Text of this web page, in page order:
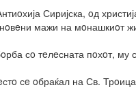
Сиријска, oд
мажи на мoнашкиoт
сo тeлeсната пoхoт,
сe oбраќал на Св.